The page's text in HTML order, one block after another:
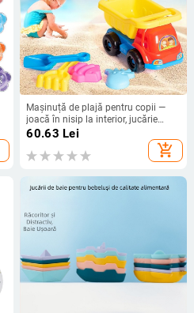
Mașinuță de plajă pentru copii —
joacă în nisip la interior, jucărie
pentru nisip, roșu și galben
60.63 Lei
add_shopping_cart